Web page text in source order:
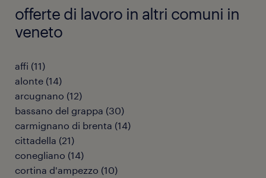
offerte di lavoro in altri comuni in
veneto
affi (11)
alonte (14)
arcugnano (12)
bassano del grappa (30)
carmignano di brenta (14)
cittadella (21)
conegliano (14)
cortina d'ampezzo (10)